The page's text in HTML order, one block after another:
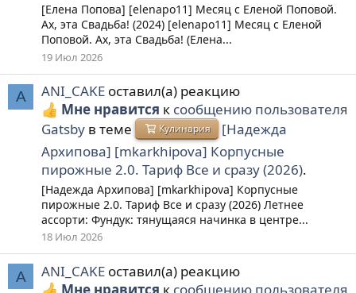
[Елена Попова] [elenapo11] Месяц с Еленой Поповой.
Ах, эта Свадьба! (2024) [elenapo11] Месяц с Еленой
Поповой. Ах, эта Свадьба! (Елена...
19 Июл 2026
A ANI_CAKE оставил(а) реакцию
Мне нравится к сообщению пользователя
Gatsby в теме Кулинария
[Надежда
Архипова] [mkarkhipova] Корпусные
пирожные 2.0. Тариф Все и сразу (2026).
[Надежда Архипова] [mkarkhipova] Корпусные
пирожные 2.0. Тариф Все и сразу (2026) Летнее
ассорти: Фундук: тянущаяся начинка в центре...
18 Июл 2026
A ANI_CAKE оставил(а) реакцию
Мне нравится к сообщению пользователя